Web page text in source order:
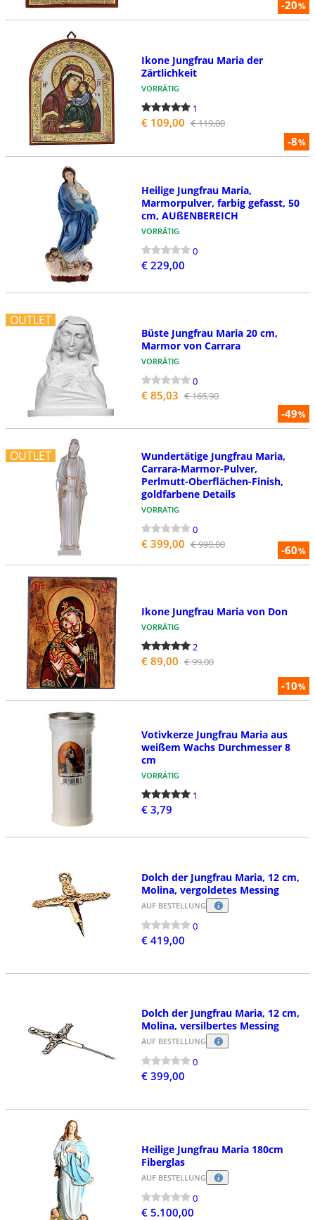
-20%
-8%
Ikone Jungfrau Maria der
Zärtlichkeit
VORRÄTIG
1
€ 109,00 € 119,00
Heilige Jungfrau Maria,
Marmorpulver, farbig gefasst, 50
cm, AUßENBEREICH
VORRÄTIG
0
€ 229,00
OUTLET
-49%
Büste Jungfrau Maria 20 cm,
Marmor von Carrara
VORRÄTIG
0
€ 85,03 € 165,90
OUTLET
-60%
Wundertätige Jungfrau Maria,
Carrara-Marmor-Pulver,
Perlmutt-Oberflächen-Finish,
goldfarbene Details
VORRÄTIG
0
€ 399,00 € 990,00
-10%
Ikone Jungfrau Maria von Don
VORRÄTIG
2
€ 89,00 € 99,00
Votivkerze Jungfrau Maria aus
weißem Wachs Durchmesser 8
cm
VORRÄTIG
1
€ 3,79
Dolch der Jungfrau Maria, 12 cm,
Molina, vergoldetes Messing
AUF BESTELLUNG
0
€ 419,00
Dolch der Jungfrau Maria, 12 cm,
Molina, versilbertes Messing
AUF BESTELLUNG
0
€ 399,00
Heilige Jungfrau Maria 180cm
Fiberglas
AUF BESTELLUNG
0
€ 5.100,00